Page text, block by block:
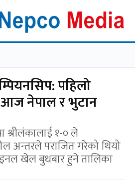
पहिलो
नेपाल र भुटान
१-० ले
अन्तरले पराजित गरेको थियो
खेल बुधबार हुने तालिका